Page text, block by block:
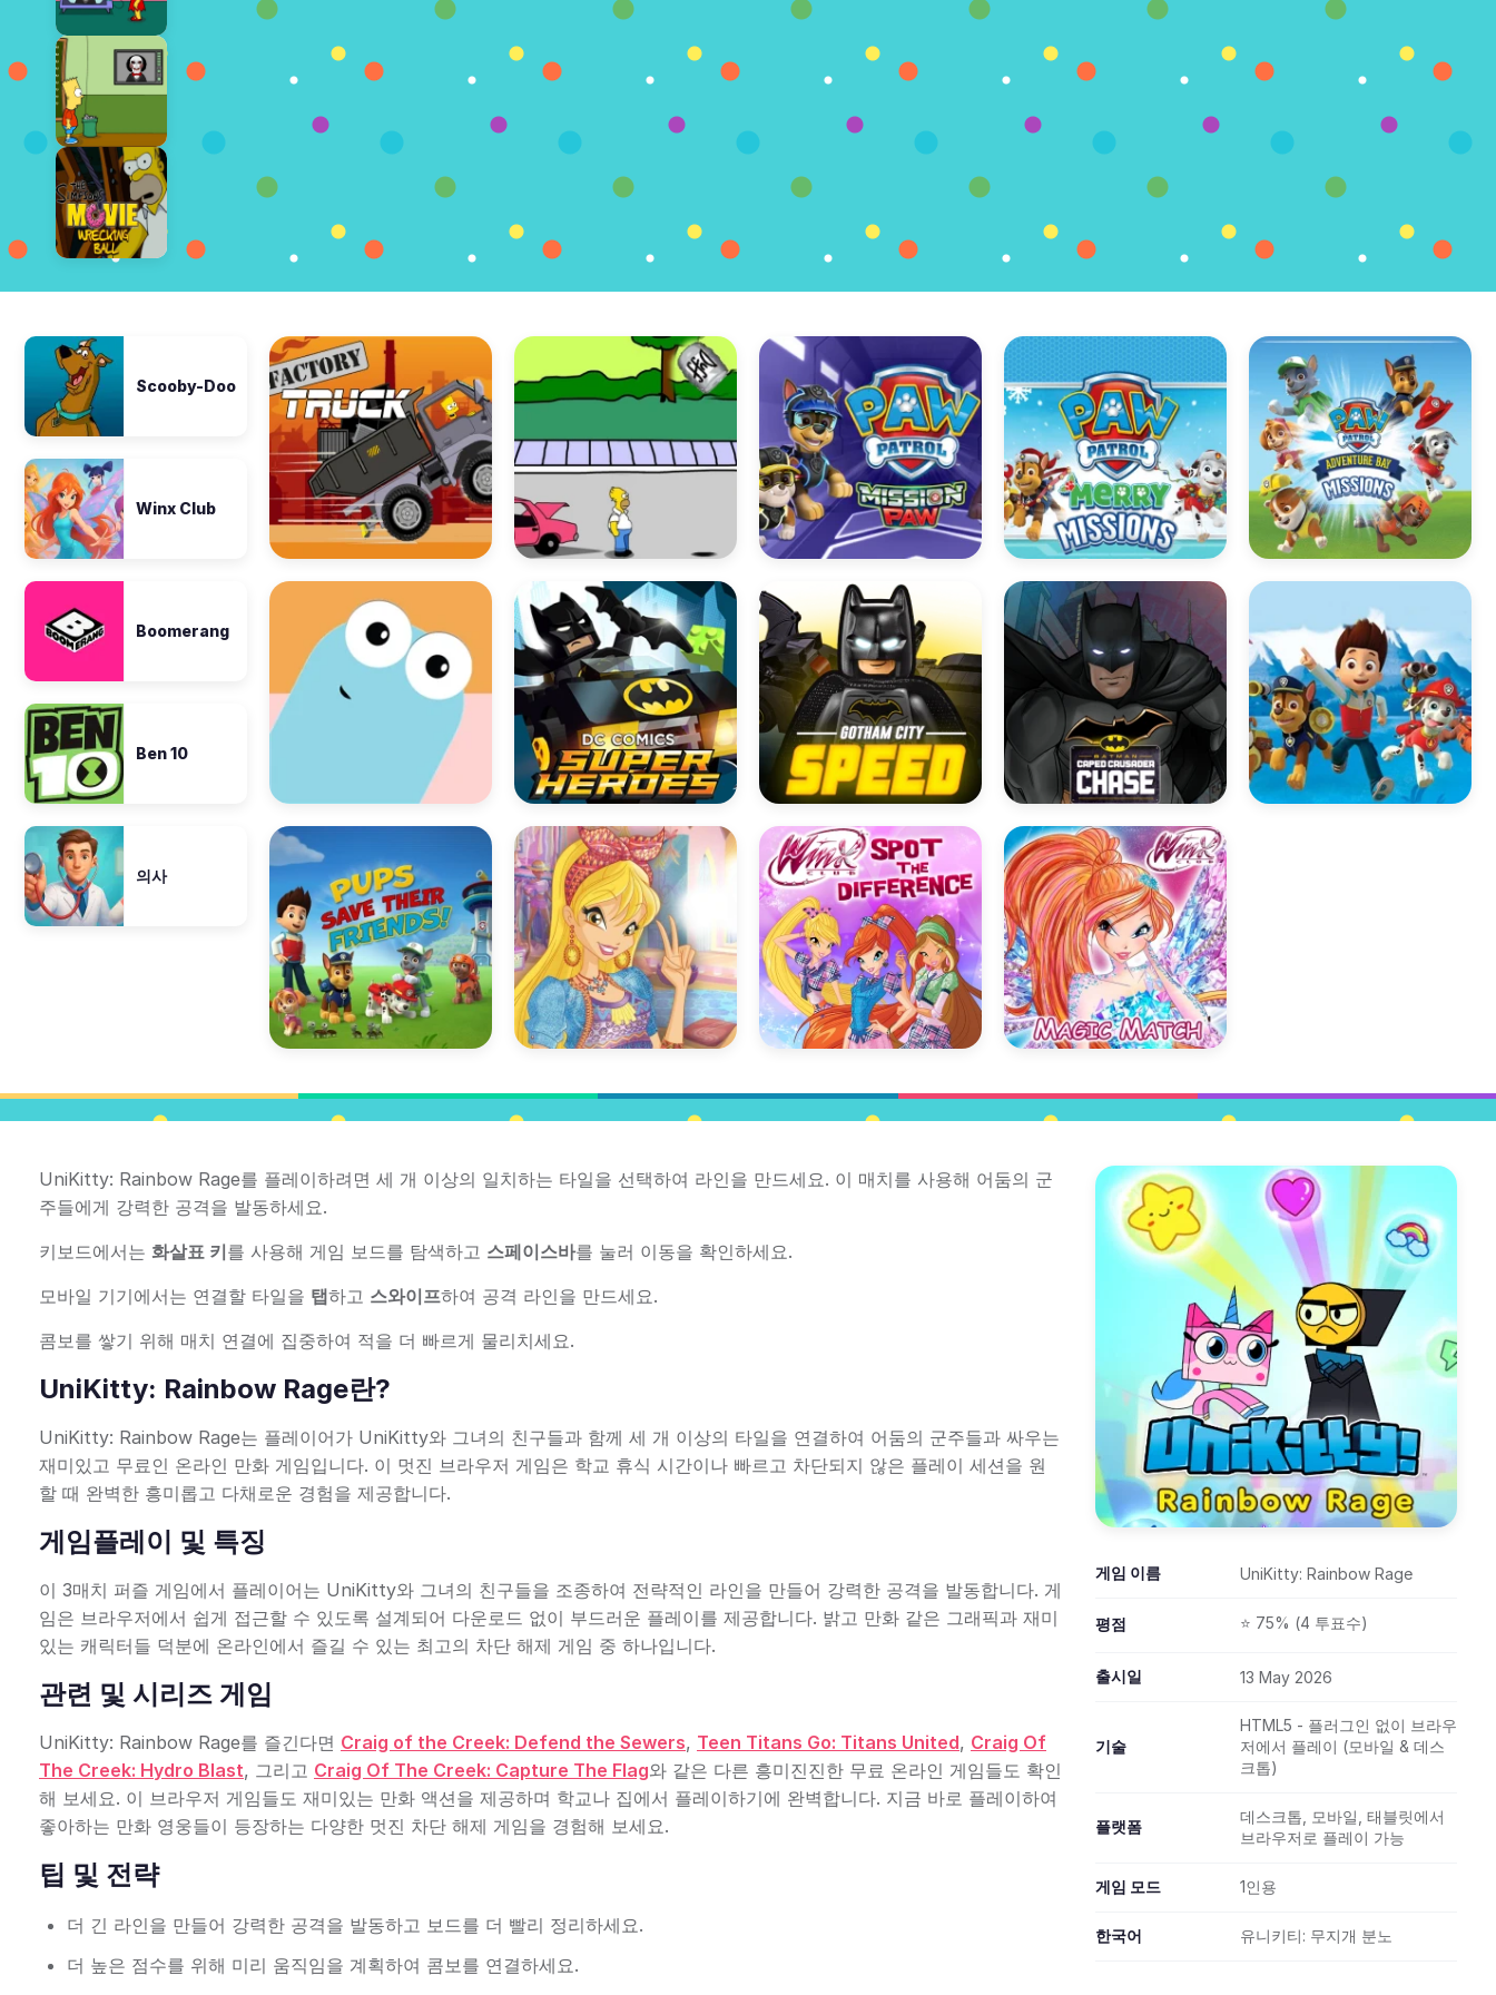
Scooby-Doo
Winx Club
Boomerang
Ben 10
의사
UniKitty: Rainbow Rage를 플레이하려면 세 개 이상의 일치하는 타일을 선택하여 라인을 만드세요. 이 매치를 사용해 어둠의 군
주들에게 강력한 공격을 발동하세요.
키보드에서는 화살표 키를 사용해 게임 보드를 탐색하고 스페이스바를 눌러 이동을 확인하세요.
모바일 기기에서는 연결할 타일을 탭하고 스와이프하여 공격 라인을 만드세요.
콤보를 쌓기 위해 매치 연결에 집중하여 적을 더 빠르게 물리치세요.
UniKitty: Rainbow Rage란?
UniKitty: Rainbow Rage는 플레이어가 UniKitty와 그녀의 친구들과 함께 세 개 이상의 타일을 연결하여 어둠의 군주들과 싸우는
재미있고 무료인 온라인 만화 게임입니다. 이 멋진 브라우저 게임은 학교 휴식 시간이나 빠르고 차단되지 않은 플레이 세션을 원
할 때 완벽한 흥미롭고 다채로운 경험을 제공합니다.
게임플레이 및 특징
이 3매치 퍼즐 게임에서 플레이어는 UniKitty와 그녀의 친구들을 조종하여 전략적인 라인을 만들어 강력한 공격을 발동합니다. 게
임은 브라우저에서 쉽게 접근할 수 있도록 설계되어 다운로드 없이 부드러운 플레이를 제공합니다. 밝고 만화 같은 그래픽과 재미
있는 캐릭터들 덕분에 온라인에서 즐길 수 있는 최고의 차단 해제 게임 중 하나입니다.
관련 및 시리즈 게임
UniKitty: Rainbow Rage를 즐긴다면 Craig of the Creek: Defend the Sewers, Teen Titans Go: Titans United, Craig Of
The Creek: Hydro Blast, 그리고 Craig Of The Creek: Capture The Flag와 같은 다른 흥미진진한 무료 온라인 게임들도 확인
해 보세요. 이 브라우저 게임들도 재미있는 만화 액션을 제공하며 학교나 집에서 플레이하기에 완벽합니다. 지금 바로 플레이하여
좋아하는 만화 영웅들이 등장하는 다양한 멋진 차단 해제 게임을 경험해 보세요.
팁 및 전략
더 긴 라인을 만들어 강력한 공격을 발동하고 보드를 더 빨리 정리하세요.
더 높은 점수를 위해 미리 움직임을 계획하여 콤보를 연결하세요.
게임 이름 UniKitty: Rainbow Rage
평점 ⭐ 75% (4 투표수)
출시일 13 May 2026
기술
HTML5 - 플러그인 없이 브라우
저에서 플레이 (모바일 & 데스
크톱)
플랫폼
데스크톱, 모바일, 태블릿에서
브라우저로 플레이 가능
게임 모드 1인용
한국어 유니키티: 무지개 분노